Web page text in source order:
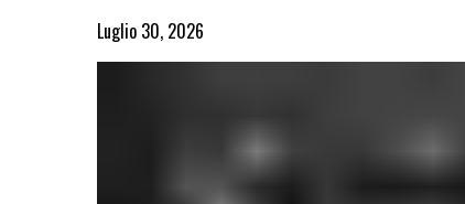
Luglio 30, 2026